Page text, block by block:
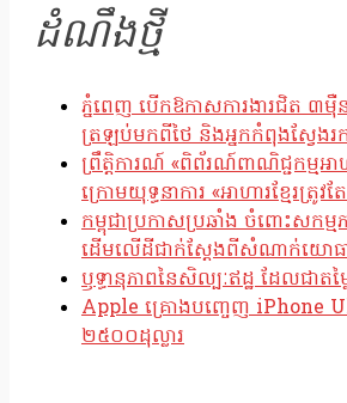
ដំណឹងថ្មី
ភ្នំពេញ បើកឱកាសការងារជិត ៣
ត្រឡប់មកពីថៃ និងអ្នកកំពុងស្វែងរកក
ព្រឹត្តិការណ៍ «ពិព័រណ៍ពាណិជ្ជកម្មអា
ក្រោមយុទ្ធនាការ «អាហារខ្មែរត្រូវតែ
កម្ពុជាប្រកាសប្រឆាំង ចំពោះសកម្មភ
ដើមលើដីជាក់ស្តែងពីសំណាក់យោធ
ឫទ្ធានុភាពនៃសិល្បៈឥដ្ឋ ដែលជាតម្ល
Apple គ្រោងបញ្ចេញ iPhone
២៥០០ដុល្លារ